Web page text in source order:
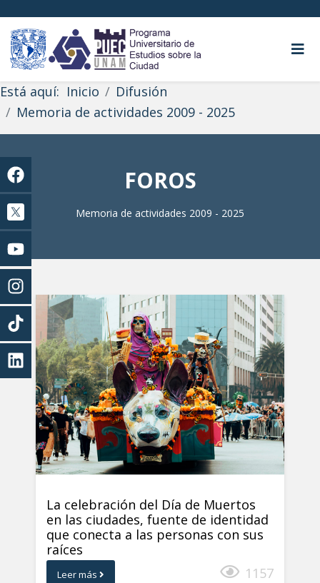
Está aquí: Inicio
Difusión
Memoria de actividades 2009 - 2025
FOROS
Memoria de actividades 2009 - 2025
La celebración del Día de Muertos
en las ciudades, fuente de identidad
que conecta a las personas con sus
raíces
Leer más 1157